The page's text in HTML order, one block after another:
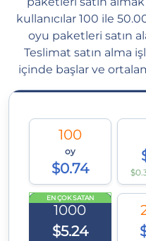
kullanıcılar 100 ile
oyu paketleri satın
Teslimat satın alma
içinde başlar ve
100
oy
$0.74
EN ÇOK SATAN
1000
$5.24